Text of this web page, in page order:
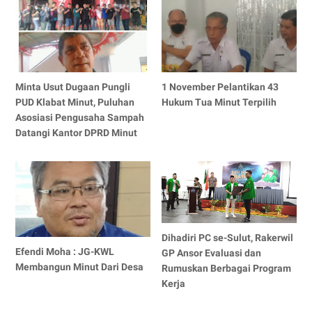
Minta Usut Dugaan Pungli
PUD Klabat Minut, Puluhan
Asosiasi Pengusaha Sampah
Datangi Kantor DPRD Minut
1 November Pelantikan 43
Hukum Tua Minut Terpilih
Efendi Moha : JG-KWL
Membangun Minut Dari Desa
Dihadiri PC se-Sulut, Rakerwil
GP Ansor Evaluasi dan
Rumuskan Berbagai Program
Kerja